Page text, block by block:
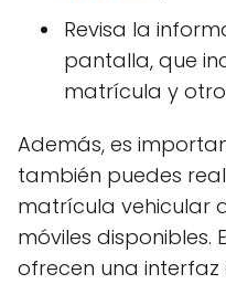
Revisa la
pantalla, que
matrícula y
Además, es
también puedes
matrícula vehicular
móviles disponibles.
ofrecen una